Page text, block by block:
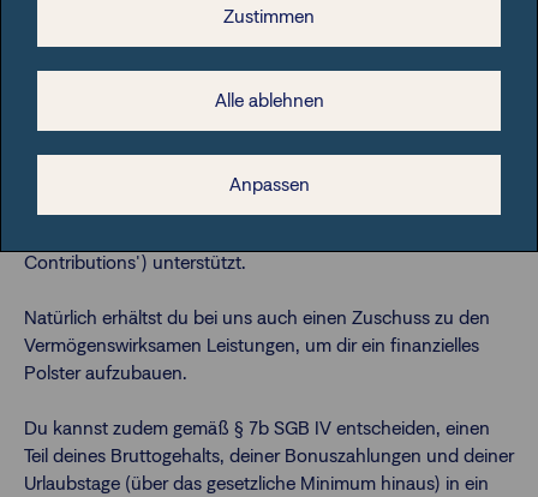
Im Allgemeinen reicht die von der Sozialversicherung
Beschäftigung erreichten Lebensstandard zu sichern. Um
diese Lücke zu schließen, bieten wir dir einen flexiblen
finanziert. Darüber hinaus wird dir die Möglichkeit
angeboten, persönliche Beiträge durch Gehaltsumwandlung
Contributions') unterstützt.
Natürlich erhältst du bei uns auch einen Zuschuss zu den
Vermögenswirksamen Leistungen, um dir ein finanzielles
Polster aufzubauen.
Du kannst zudem gemäß § 7b SGB IV entscheiden, einen
Teil deines Bruttogehalts, deiner Bonuszahlungen und deiner
Urlaubstage (über das gesetzliche Minimum hinaus) in ein
Zustimmen
Alle ablehnen
Anpassen